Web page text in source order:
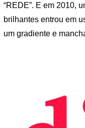
“REDE”. E em 2010,
brilhantes entrou em
um gradiente e